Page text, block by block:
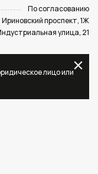
По согласованию
Ириновский проспект, 1Ж
улица, 21
лицо или